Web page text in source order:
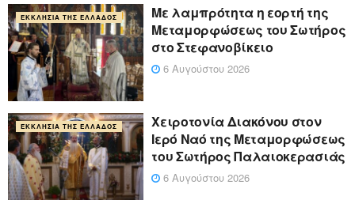
ΕΚΚΛΗΣΊΑ ΤΗΣ ΕΛΛΆΔΟΣ
Με λαμπρότητα η εορτή της
Μεταμορφώσεως του Σωτήρος
στο Στεφανοβίκειο
6 Αυγούστου 2026
ΕΚΚΛΗΣΊΑ ΤΗΣ ΕΛΛΆΔΟΣ
Χειροτονία Διακόνου στον
Ιερό Ναό της Μεταμορφώσεως
του Σωτήρος Παλαιοκερασιάς
6 Αυγούστου 2026